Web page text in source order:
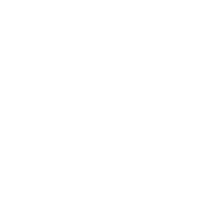
Impressive IM 4665